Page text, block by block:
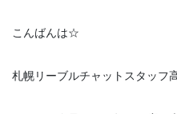
こんばんは☆
札幌リーブルチャットスタッフ